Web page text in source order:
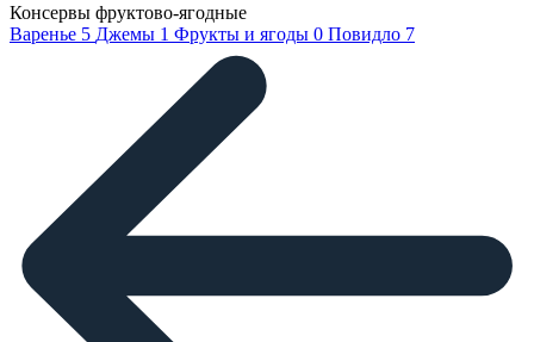
Консервы фруктово-ягодные
Варенье 5 Джемы 1 Фрукты и ягоды 0 Повидло 7